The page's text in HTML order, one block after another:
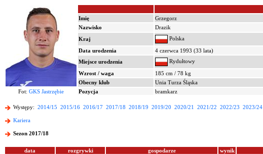
Imię
Grzegorz
Nazwisko
Drazik
Kraj
Polska
Data urodzenia
4 czerwca 1993 (33 lata)
Miejsce urodzenia
Rydułtowy
Wzrost / waga
185 cm / 78 kg
Obecny klub
Unia Turza Śląska
Fot: GKS Jastrzębie Pozycja bramkarz
Występy: 2014/15 2015/16 2016/17 2017/18 2018/19 2019/20 2020/21 2021/22 2022/23 2023/24
Kariera
Sezon 2017/18
data rozgrywki gospodarze wynik